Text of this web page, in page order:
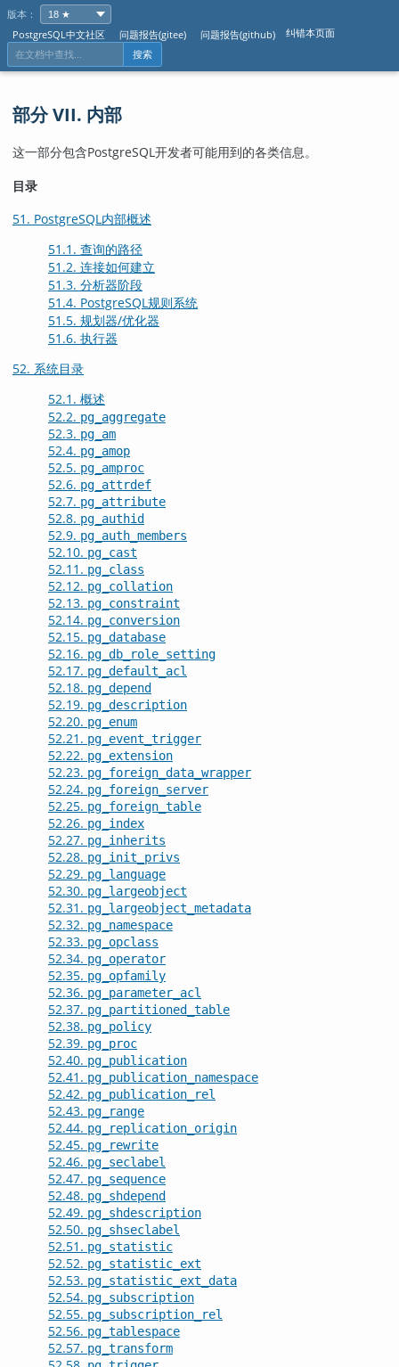
版本：
PostgreSQL中文社区
问题报告(gitee) 问题报告(github) 纠错本页面
搜索
部分 VII. 内部
这一部分包含PostgreSQL开发者可能用到的各类信息。
目录
51. PostgreSQL内部概述
51.1. 查询的路径
51.2. 连接如何建立
51.3. 分析器阶段
51.4. PostgreSQL 规则系统
51.5. 规划器/优化器
51.6. 执行器
52. 系统目录
52.1. 概述
52.2. pg_aggregate
52.3. pg_am
52.4. pg_amop
52.5. pg_amproc
52.6. pg_attrdef
52.7. pg_attribute
52.8. pg_authid
52.9. pg_auth_members
52.10. pg_cast
52.11. pg_class
52.12. pg_collation
52.13. pg_constraint
52.14. pg_conversion
52.15. pg_database
52.16. pg_db_role_setting
52.17. pg_default_acl
52.18. pg_depend
52.19. pg_description
52.20. pg_enum
52.21. pg_event_trigger
52.22. pg_extension
52.23. pg_foreign_data_wrapper
52.24. pg_foreign_server
52.25. pg_foreign_table
52.26. pg_index
52.27. pg_inherits
52.28. pg_init_privs
52.29. pg_language
52.30. pg_largeobject
52.31. pg_largeobject_metadata
52.32. pg_namespace
52.33. pg_opclass
52.34. pg_operator
52.35. pg_opfamily
52.36. pg_parameter_acl
52.37. pg_partitioned_table
52.38. pg_policy
52.39. pg_proc
52.40. pg_publication
52.41. pg_publication_namespace
52.42. pg_publication_rel
52.43. pg_range
52.44. pg_replication_origin
52.45. pg_rewrite
52.46. pg_seclabel
52.47. pg_sequence
52.48. pg_shdepend
52.49. pg_shdescription
52.50. pg_shseclabel
52.51. pg_statistic
52.52. pg_statistic_ext
52.53. pg_statistic_ext_data
52.54. pg_subscription
52.55. pg_subscription_rel
52.56. pg_tablespace
52.57. pg_transform